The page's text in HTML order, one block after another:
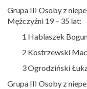
Grupa III Osoby z
Mężczyźni 19 – 35 lat:
1 Hablaszek
2 Kostrzewski
3 Ogrodziński
Grupa III Osoby z